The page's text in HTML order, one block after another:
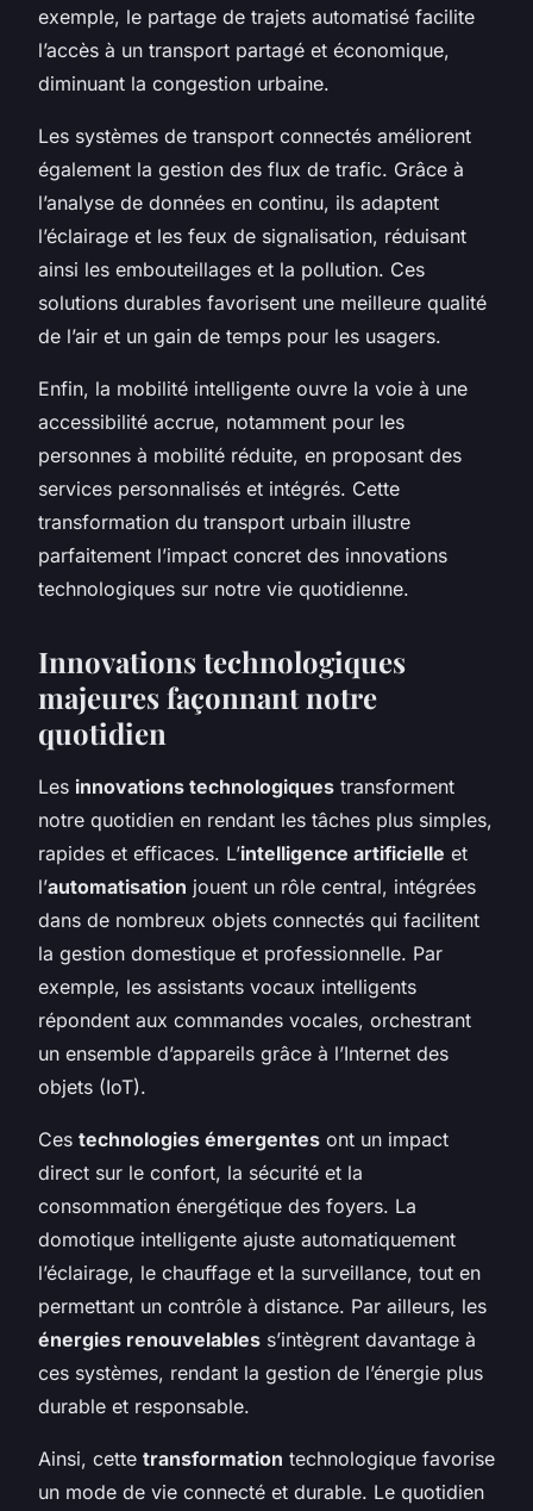
exemple, le partage de trajets automatisé facilite
l’accès à un transport partagé et économique,
diminuant la congestion urbaine.
Les systèmes de transport connectés améliorent
également la gestion des flux de trafic. Grâce à
l’analyse de données en continu, ils adaptent
l’éclairage et les feux de signalisation, réduisant
ainsi les embouteillages et la pollution. Ces
solutions durables favorisent une meilleure qualité
de l’air et un gain de temps pour les usagers.
Enfin, la mobilité intelligente ouvre la voie à une
accessibilité accrue, notamment pour les
personnes à mobilité réduite, en proposant des
services personnalisés et intégrés. Cette
transformation du transport urbain illustre
parfaitement l’impact concret des innovations
technologiques sur notre vie quotidienne.
Innovations technologiques
majeures façonnant notre
quotidien
Les innovations technologiques transforment
notre quotidien en rendant les tâches plus simples,
rapides et efficaces. L’intelligence artificielle et
l’automatisation jouent un rôle central, intégrées
dans de nombreux objets connectés qui facilitent
la gestion domestique et professionnelle. Par
exemple, les assistants vocaux intelligents
répondent aux commandes vocales, orchestrant
un ensemble d’appareils grâce à l’Internet des
objets (IoT).
Ces technologies émergentes ont un impact
direct sur le confort, la sécurité et la
consommation énergétique des foyers. La
domotique intelligente ajuste automatiquement
l’éclairage, le chauffage et la surveillance, tout en
permettant un contrôle à distance. Par ailleurs, les
énergies renouvelables s’intègrent davantage à
ces systèmes, rendant la gestion de l’énergie plus
durable et responsable.
Ainsi, cette transformation technologique favorise
un mode de vie connecté et durable. Le quotidien